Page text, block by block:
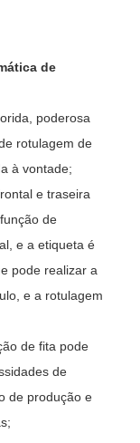
de
poderosa
rotulagem de
à vontade;
e traseira
de
e a etiqueta é
pode realizar a
e a rotulagem
de fita pode
de
de produção e